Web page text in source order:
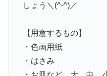
しょう＼(^-^)／
【用意するもの】
・色画用紙
・はさみ